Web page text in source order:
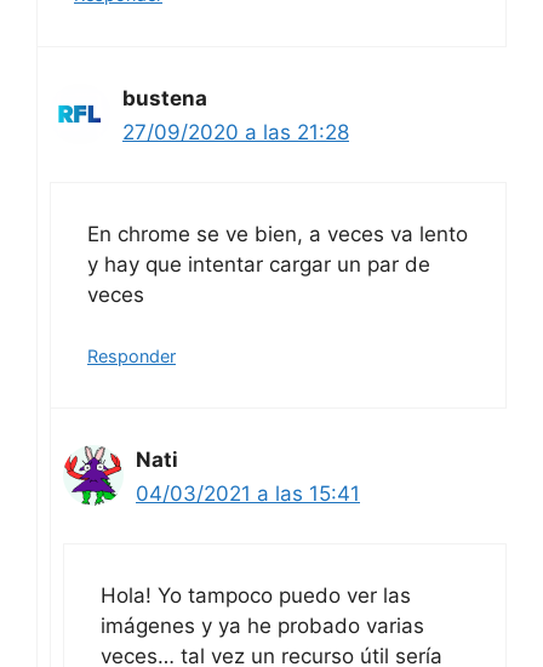
bustena
27/09/2020 a las 21:28
En chrome se ve bien, a veces va lento
y hay que intentar cargar un par de
veces
Responder
Nati
04/03/2021 a las 15:41
Hola! Yo tampoco puedo ver las
imágenes y ya he probado varias
veces… tal vez un recurso útil sería